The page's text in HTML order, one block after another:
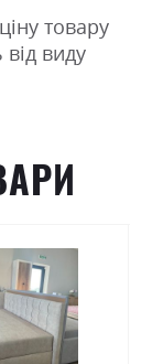
товару
виду